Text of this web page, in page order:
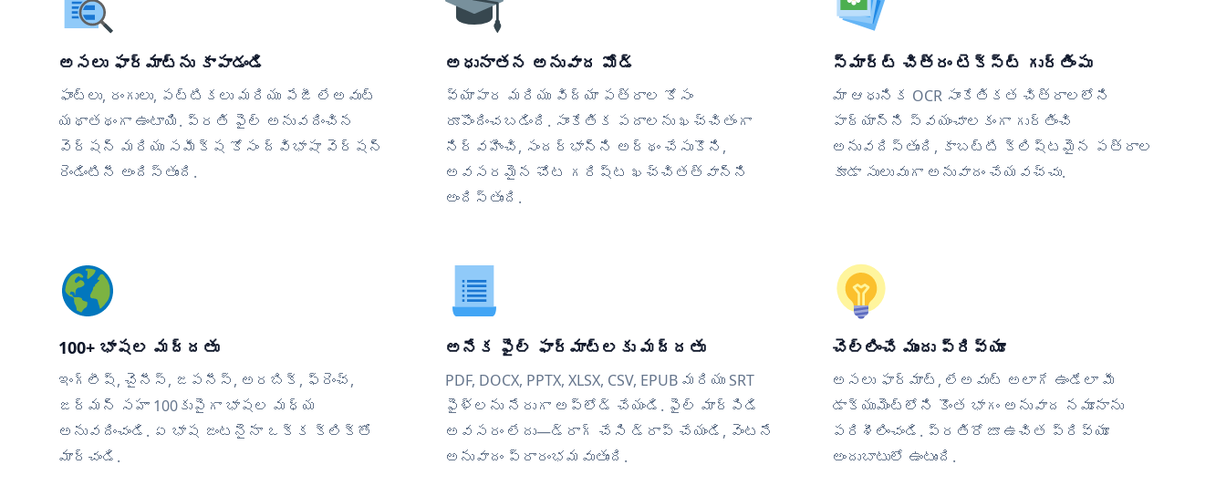
అసలు ఫార్మాట్‌ను కాపాడండి
ఫాంట్లు, రంగులు, పట్టికలు మరియు పేజీ లేఅవుట్
యథాతథంగా ఉంటాయి. ప్రతి ఫైల్ అనువదించిన
వెర్షన్ మరియు సమీక్ష కోసం ద్విభాషా వెర్షన్
రెండింటినీ అందిస్తుంది.
అధునాతన అనువాద మోడ్
వ్యాపార మరియు విద్యా పత్రాల కోసం
రూపొందించబడింది. సాంకేతిక పదాలను ఖచ్చితంగా
నిర్వహించి, సందర్భాన్ని అర్థం చేసుకొని,
అవసరమైన చోట గరిష్ట ఖచ్చితత్వాన్ని
అందిస్తుంది.
స్మార్ట్ చిత్రం టెక్స్ట్ గుర్తింపు
మా ఆధునిక OCR సాంకేతికత చిత్రాలలోని
పాఠ్యాన్ని స్వయంచాలకంగా గుర్తించి
అనువదిస్తుంది, కాబట్టి క్లిష్టమైన పత్రాల
కూడా సులువుగా అనువాదం చేయవచ్చు.
100+ భాషల మద్దతు
ఇంగ్లీష్, చైనీస్, జపనీస్, అరబిక్, ఫ్రెంచ్,
జర్మన్ సహా 100కుపైగా భాషల మధ్య
అనువదించండి. ఏ భాష జంటనైనా ఒక్క క్లిక్‌తో
మార్చండి.
అనేక ఫైల్ ఫార్మాట్‌లకు మద్దతు
PDF, DOCX, PPTX, XLSX, CSV, EPUB మరియు SRT
ఫైళ్లను నేరుగా అప్‌లోడ్ చేయండి. ఫైల్ మార్పిడి
అవసరం లేదు—డ్రాగ్ చేసి డ్రాప్ చేయండి, వెంటనే
అనువాదం ప్రారంభమవుతుంది.
చెల్లించే ముందు ప్రివ్యూ
అసలు ఫార్మాట్, లేఅవుట్ అలాగే ఉండేలా మీ
డాక్యుమెంట్‌లోని కొంత భాగం అనువాద నమూనాను
పరిశీలించండి. ప్రతిరోజూ ఉచిత ప్రివ్యూ
అందుబాటులో ఉంటుంది.